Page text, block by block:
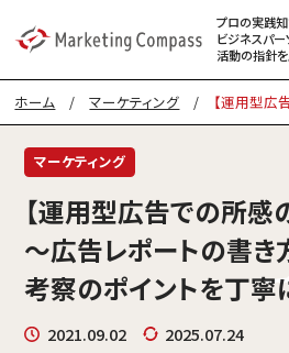
プロの実践知
ビジネスパー
活動の指針
ホーム /マーケティング / 【運用型広
マーケティング
【運用型広告での所感
～広告レポートの書き
考察のポイントを丁寧
2021.09.02 2025.07.24